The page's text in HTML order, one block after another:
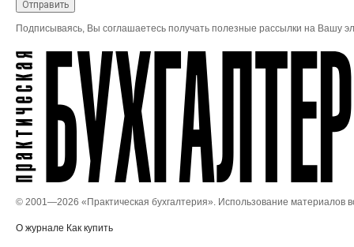
Подписываясь, Вы соглашаетесь получать полезные рассылки на Вашу
© 2001—2026 «Практическая бухгалтерия». Использование
О журнале Как купить